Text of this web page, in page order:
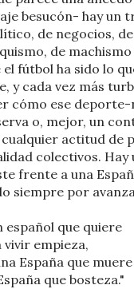
besucón- hay un
de negocios,
de
fútbol ha sido lo
y cada vez más
cómo ese
o, mejor, un
actitud de
colectivos. Hay
frente a una
siempre por
español que quiere
vivir empieza,
España que muere
que bosteza."